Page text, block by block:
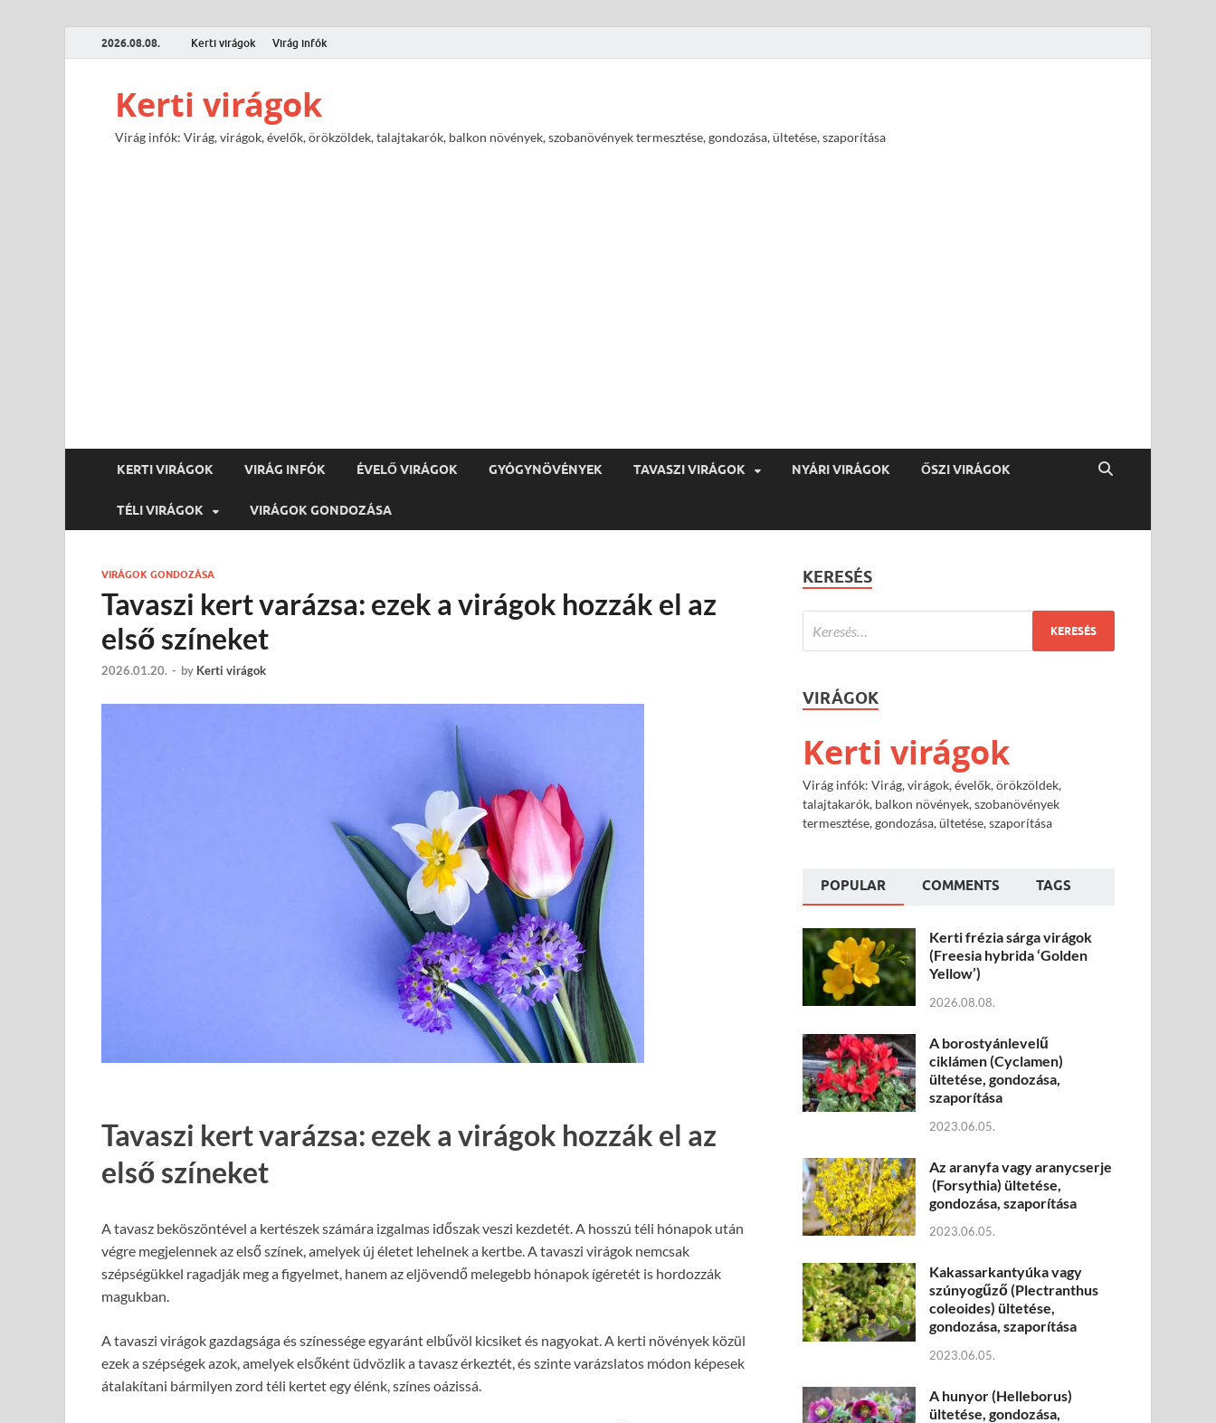
2026.08.08. Kerti virágok Virág infók
Kerti virágok
Virág infók: Virág, virágok, évelők, örökzöldek, talajtakarók, balkon növények, szobanövények termesztése, gondozása, ültetése, szaporítása
KERTI VIRÁGOK VIRÁG INFÓK ÉVELŐ VIRÁGOK GYÓGYNÖVÉNYEK TAVASZI VIRÁGOK NYÁRI VIRÁGOK ŐSZI VIRÁGOK
TÉLI VIRÁGOK VIRÁGOK GONDOZÁSA
VIRÁGOK GONDOZÁSA
Tavaszi kert varázsa: ezek a virágok hozzák el az
első színeket
2026.01.20. - by Kerti virágok
Tavaszi kert varázsa: ezek a virágok hozzák el az
első színeket
A tavasz beköszöntével a kertészek számára izgalmas időszak veszi kezdetét. A hosszú téli hónapok után
végre megjelennek az első színek, amelyek új életet lehelnek a kertbe. A tavaszi virágok nemcsak
szépségükkel ragadják meg a figyelmet, hanem az eljövendő melegebb hónapok ígéretét is hordozzák
magukban.
A tavaszi virágok gazdagsága és színessége egyaránt elbűvöl kicsiket és nagyokat. A kerti növények közül
ezek a szépségek azok, amelyek elsőként üdvözlik a tavasz érkeztét, és szinte varázslatos módon képesek
átalakítani bármilyen zord téli kertet egy élénk, színes oázissá.
KERESÉS
VIRÁGOK
Kerti virágok
Virág infók: Virág, virágok, évelők, örökzöldek,
talajtakarók, balkon növények, szobanövények
termesztése, gondozása, ültetése, szaporítása
POPULAR COMMENTS TAGS
Kerti frézia sárga virágok
(Freesia hybrida ‘Golden
Yellow’)
2026.08.08.
A borostyánlevelű
ciklámen (Cyclamen)
ültetése, gondozása,
szaporítása
2023.06.05.
Az aranyfa vagy aranycserje
(Forsythia) ültetése,
gondozása, szaporítása
2023.06.05.
Kakassarkantyúka vagy
szúnyogűző (Plectranthus
coleoides) ültetése,
gondozása, szaporítása
2023.06.05.
A hunyor (Helleborus)
ültetése, gondozása,